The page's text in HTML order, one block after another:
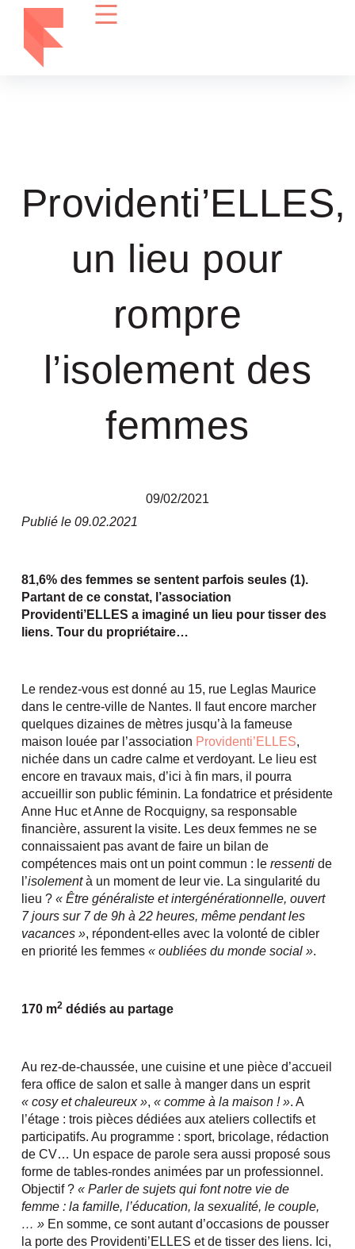
Providenti’ELLES,
un lieu pour
rompre
l’isolement des
femmes
09/02/2021
Publié le 09.02.2021
81,6% des femmes se sentent parfois seules (1).
Partant de ce constat, l’association
Providenti’ELLES a imaginé un lieu pour tisser des
liens. Tour du propriétaire…
Le rendez-vous est donné au 15, rue Leglas Maurice
dans le centre-ville de Nantes. Il faut encore marcher
quelques dizaines de mètres jusqu’à la fameuse
maison louée par l’association Providenti’ELLES,
nichée dans un cadre calme et verdoyant. Le lieu est
encore en travaux mais, d’ici à fin mars, il pourra
accueillir son public féminin. La fondatrice et présidente
Anne Huc et Anne de Rocquigny, sa responsable
financière, assurent la visite. Les deux femmes ne se
connaissaient pas avant de faire un bilan de
compétences mais ont un point commun : le ressentide
l’isolementà un moment de leur vie. La singularité du
lieu ? « Être généraliste et intergénérationnelle, ouvert
7 jours sur 7 de 9h à 22 heures, même pendant les
vacances », répondent-elles avec la volonté de cibler
en priorité les femmes « oubliées du monde social ».
170 m2dédiés au partage
Au rez-de-chaussée, une cuisine et une pièce d’accueil
fera office de salon et salle à manger dans un esprit
« cosy et chaleureux », « comme à la maison ! ». A
l’étage : trois pièces dédiées aux ateliers collectifs et
participatifs. Au programme : sport, bricolage, rédaction
de CV… Un espace de parole sera aussi proposé sous
forme de tables-rondes animées par un professionnel.
Objectif ? « Parler de sujets qui font notre vie de
femme : la famille, l’éducation, la sexualité, le couple,
… » En somme, ce sont autant d’occasions de pousser
la porte des Providenti’ELLES et de tisser des liens. Ici,